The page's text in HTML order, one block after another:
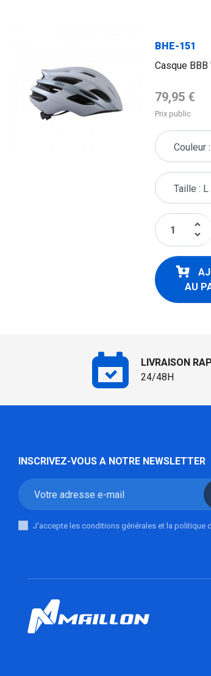
BHE-151
Casque BBB
Prix de base
79,95 €
Prix public
keyboard_arrow_up
keyboard_arrow_down
AU
LIVRAISON
24/48H
INSCRIVEZ-VOUS A NOTRE NEWSLETTER
J'accepte les conditions générales et la politique